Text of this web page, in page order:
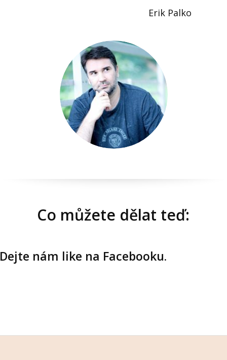
Erik Palko
Co můžete dělat teď:
nám like na Facebooku.